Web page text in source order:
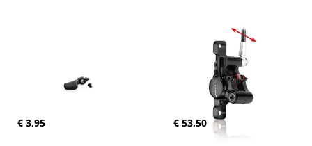
€ 3,95 € 53,50